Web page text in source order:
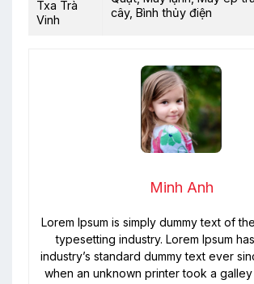
Txa Trà
Vinh
cây, Bình thủy điện
Minh Anh
Lorem Ipsum is simply dummy text of
typesetting industry. Lorem Ipsum
industry’s standard dummy text ever
when an unknown printer took a